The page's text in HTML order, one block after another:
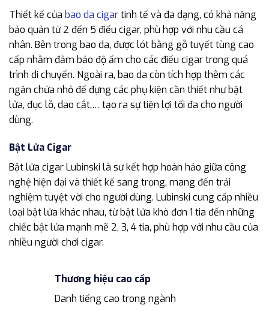
Thiết kế của bao da cigartinh tế và đa dạng, có khả năng
bảo quản từ 2 đến 5 điếu cigar, phù hợp với nhu cầu cá
nhân. Bên trong bao da, được lót bằng gỗ tuyết tùng cao
cấp nhằm đảm bảo độ ẩm cho các điếu cigar trong quá
trình di chuyển. Ngoài ra, bao da còn tích hợp thêm các
ngăn chứa nhỏ để đựng các phụ kiện cần thiết như bật
lửa, đục lỗ, dao cắt,… tạo ra sự tiện lợi tối đa cho người
dùng.
Bật Lửa Cigar
Bật lửa cigar Lubinski là sự kết hợp hoàn hảo giữa công
nghệ hiện đại và thiết kế sang trọng, mang đến trải
nghiệm tuyệt vời cho người dùng. Lubinski cung cấp nhiều
loại bật lửa khác nhau, từ bật lửa khò đơn 1 tia đến những
chiếc bật lửa mạnh mẽ 2, 3, 4 tia, phù hợp với nhu cầu của
nhiều người chơi cigar.
Thương hiệu cao cấp
Danh tiếng cao trong ngành